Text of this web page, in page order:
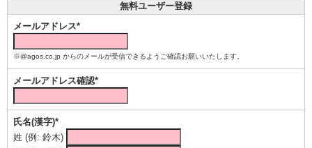
無料ユーザー登録
メールアドレス*
※@agos.co.jp からのメールが受信できるようご確認お願いいたします。
メールアドレス確認*
氏名(漢字)*
姓 (例: 鈴木)